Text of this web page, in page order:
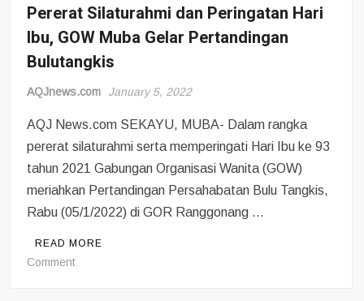
Pererat Silaturahmi dan Peringatan Hari
Ibu, GOW Muba Gelar Pertandingan
Bulutangkis
AQJnews.com January 5, 2022
AQJ News.com SEKAYU, MUBA- Dalam rangka
pererat silaturahmi serta memperingati Hari Ibu ke 93
tahun 2021 Gabungan Organisasi Wanita (GOW)
meriahkan Pertandingan Persahabatan Bulu Tangkis,
Rabu (05/1/2022) di GOR Ranggonang …
READ MORE
Commenton